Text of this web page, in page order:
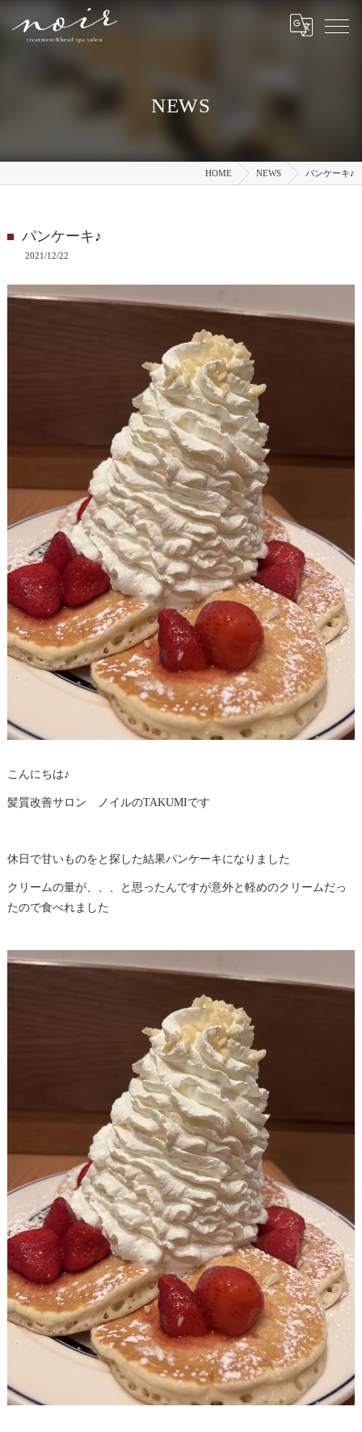
NEWS
HOME NEWS パンケーキ♪
パンケーキ♪
2021/12/22
こんにちは♪
髪質改善サロン ノイルのTAKUMIです
休日で甘いものをと探した結果パンケーキになりました
クリームの量が、、、と思ったんですが意外と軽めのクリームだっ
たので食べれました